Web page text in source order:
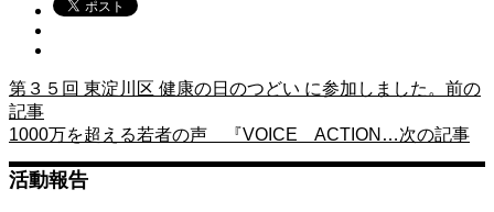
第３５回 東淀川区 健康の日のつどい に参加しました。 前の
記事
1000万を超える若者の声 『VOICE ACTION…次の記事
活動報告